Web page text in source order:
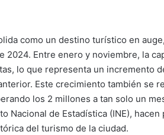
como un destino turístico en
2024. Entre enero y noviembre, la
lo que representa un incremento
Este crecimiento también se
los 2 millones a tan solo un
Nacional de Estadística (INE),
del turismo de la ciudad.